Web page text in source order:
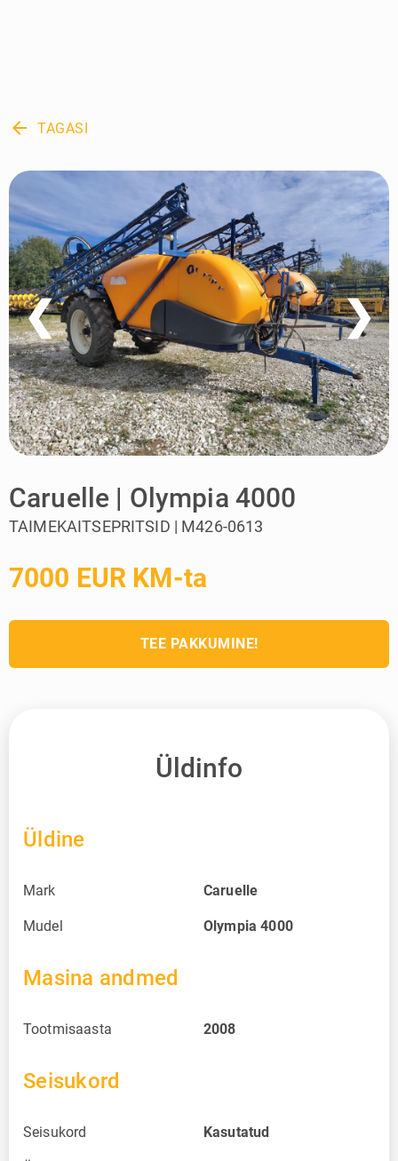
arrow_back TAGASI
❮ ❯
Caruelle | Olympia 4000
TAIMEKAITSEPRITSID | M426-0613
7000 EUR KM-ta
TEE PAKKUMINE!
Üldinfo
Üldine
Mark Caruelle
Mudel Olympia 4000
Masina andmed
Tootmisaasta 2008
Seisukord
Seisukord Kasutatud